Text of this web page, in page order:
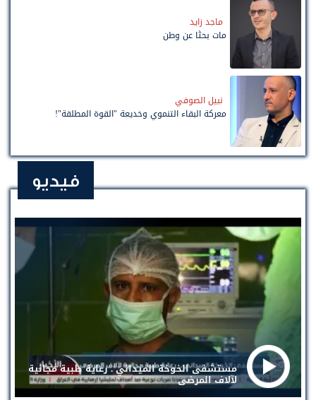
ماجد زايد
مات بحثًا عن وطن
نبيل الصوفي
معركة البقاء التنموي وخديعة "القوة المطلقة"!
فيديو
مستشفى الخوخة الميداني . رعاية طبية مجانية
لآلاف المرضى